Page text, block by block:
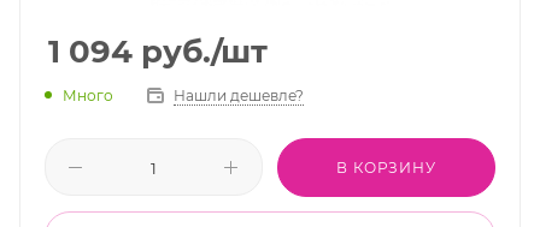
1 094 руб./шт
Много Нашли дешевле?
В КОРЗИНУ